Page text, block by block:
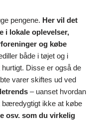
pengene. Her vil det
i lokale oplevelser,
og købe
både i tøjet og i
Disse er også de
varer skiftes ud ved
– uanset hvordan
bæredygtigt ikke at købe
osv. som du virkelig